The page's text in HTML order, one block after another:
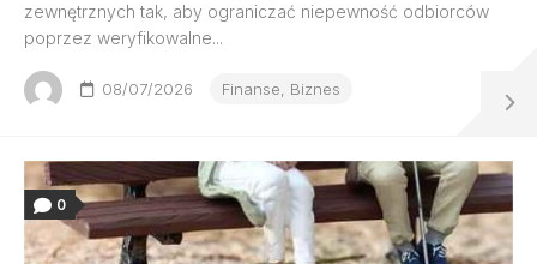
zewnętrznych tak, aby ograniczać niepewność odbiorców
poprzez weryfikowalne...
08/07/2026 Finanse, Biznes
0